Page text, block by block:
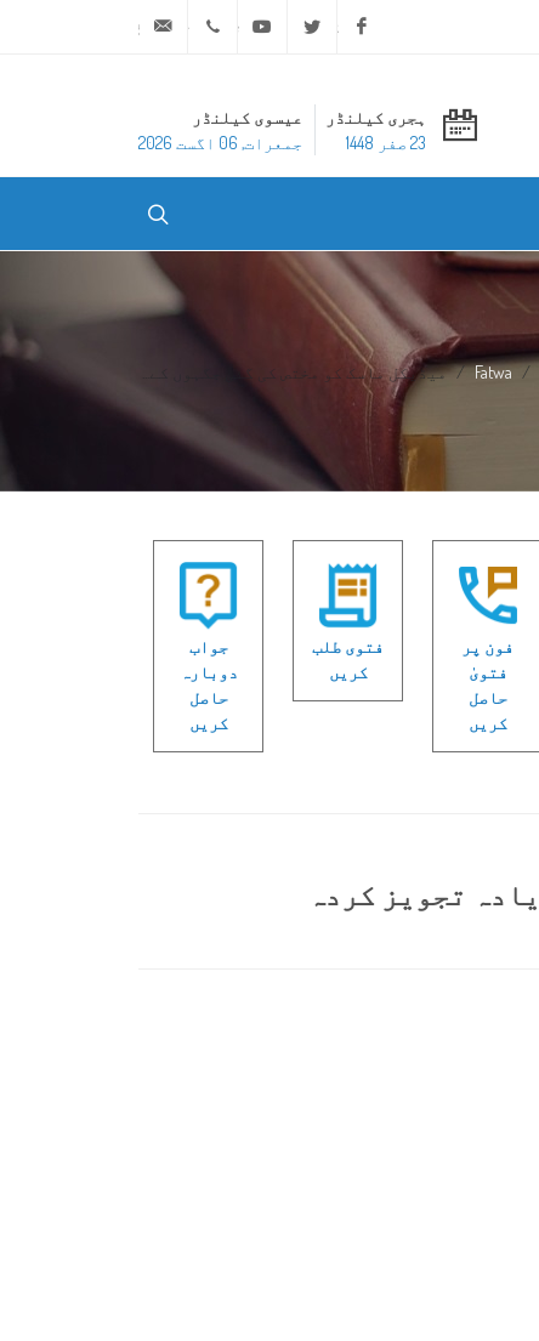
Facebook
Twitter
Youtube
ہجری کیلنڈر
23 صفر 1448
عیسوی کیلنڈر
جمعرات, 06 اگست 2026
Fatwa میڈیکل ماسک کو مختص کی گئی جگہوں کے...
فون پر
فتویٰ
حاصل
کریں
فتوی طلب
کریں
جواب
دوبارہ
حاصل
کریں
تجویز کردہ